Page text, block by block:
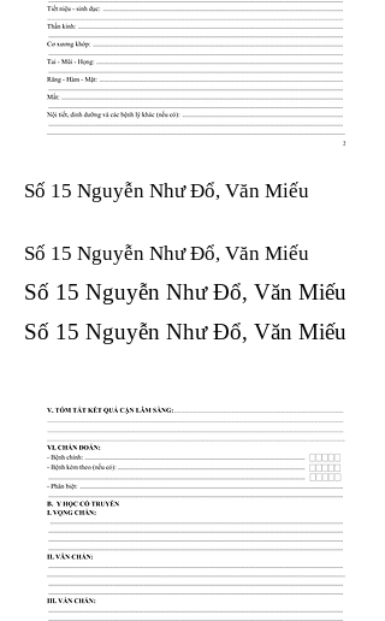
Số 15 Nguyễn Như Đổ, Văn Miếu
Số 15 Nguyễn Như Đổ, Văn Miếu​​​​
Số 15 Nguyễn Như Đổ, Văn Miếu​​​​
Số 15 Nguyễn Như Đổ, Văn Miếu​​​​